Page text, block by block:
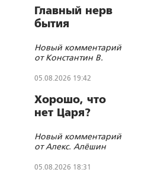
Главный нерв
бытия
Новый комментарий
от Константин В.
05.08.2026 19:42
Хорошо, что
нет Царя?
Новый комментарий
от Алекс. Алёшин
05.08.2026 18:31